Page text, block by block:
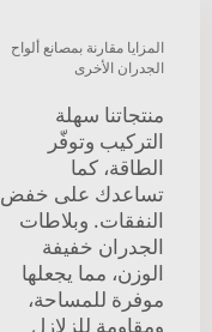
المزايا مقارنة بمصانع ألواح
الجدران الأخرى
منتجاتنا سهلة
التركيب وتوفّر
الطاقة، كما
تساعدك على خفض
النفقات. وبلاطات
الجدران خفيفة
الوزن، مما يجعلها
موفرة للمساحة،
ومقاومة للزلازل